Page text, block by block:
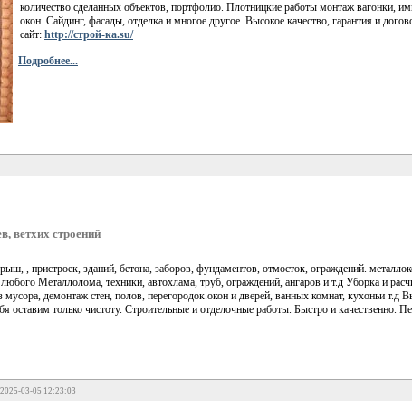
количество сделанных объектов, портфолио. Плотницкие работы монтаж вагонки,
окон. Сайдинг, фасады, отделка и многое другое. Высокое качество, гарантия и
сайт: http://строй-ка.su/
Подробнее...
ветхих строений
, пристроек, зданий, бетона, заборов, фундаментов, отмосток, ограждений.
Металлолома, техники, автохлама, труб, ограждений, ангаров и т.д Уборка и
демонтаж стен, полов, перегородок.окон и дверей, ванных комнат, кухоньи т.д
оставим только чистоту. Строительные и отделочные работы. Быстро и качественно.
03-05 12:23:03